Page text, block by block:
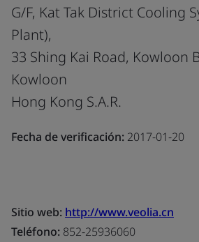
G/F, Kat Tak District Cooling
Plant),
33 Shing Kai Road, Kowloon
Kowloon
Hong Kong S.A.R.
Fecha de verificación: 2017-01-20
Sitio web: http://www.veolia.cn
Teléfono: 852-25936060